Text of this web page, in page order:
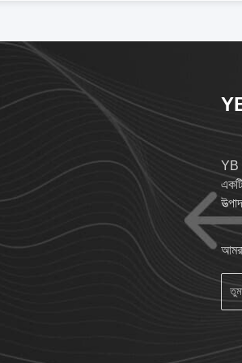
YB